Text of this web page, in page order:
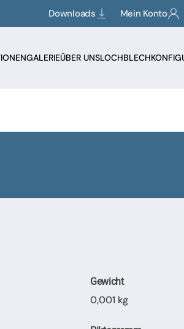
Downloads Mein Konto
GALERIEÜBER UNS
Gewicht
0,001 kg